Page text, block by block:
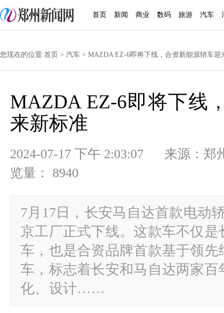
首页 新闻 商业 数码 旅游 汽车
您现在的位置:首页 > 汽车 > MAZDA EZ-6即将下线，合资新能源轿车迎
MAZDA EZ-6即将下线
来新标准
2024-07-17 下午 2:03:07 来源：
览量： 8940
7月17日，长安马自达首款电动
京工厂正式下线。这款车不仅
车，也是合资品牌首款基于领
车，标志着长安和马自达两家
化、设计……